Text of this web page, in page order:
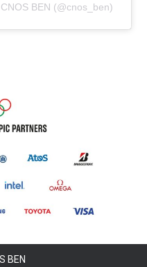
BEN (@cnos_ben)
BEN